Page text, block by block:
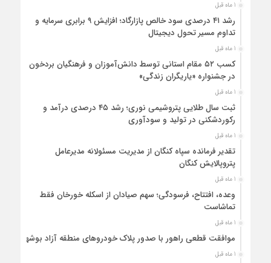
1 ماه قبل
رشد ۴۱ درصدی سود خالص پازارگاد؛ افزایش ۹ برابری سرمایه و
تداوم مسیر تحول دیجیتال
1 ماه قبل
کسب ۵۲ مقام استانی توسط دانش‌آموزان و فرهنگیان بردخون
در جشنواره «یاریگران زندگی»
1 ماه قبل
ثبت سال طلایی پتروشیمی نوری؛ رشد ۴۵ درصدی درآمد و
رکوردشکنی در تولید و سودآوری
1 ماه قبل
تقدیر فرمانده سپاه کنگان از مدیریت مسئولانه مدیرعامل
پتروپالایش کنگان
1 ماه قبل
وعده، افتتاح، فرسودگی؛ سهم صیادان از اسکله خورخان فقط
تماشاست
1 ماه قبل
موافقت قطعی راهور با صدور پلاک خودروهای منطقه آزاد بوشهر
1 ماه قبل